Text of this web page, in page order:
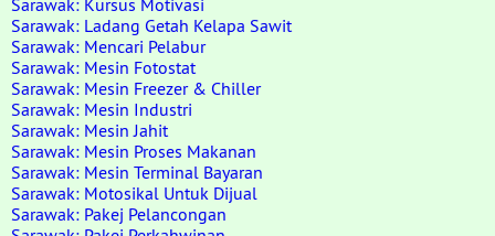
Sarawak: Kursus Motivasi
Sarawak: Ladang Getah Kelapa Sawit
Sarawak: Mencari Pelabur
Sarawak: Mesin Fotostat
Sarawak: Mesin Freezer & Chiller
Sarawak: Mesin Industri
Sarawak: Mesin Jahit
Sarawak: Mesin Proses Makanan
Sarawak: Mesin Terminal Bayaran
Sarawak: Motosikal Untuk Dijual
Sarawak: Pakej Pelancongan